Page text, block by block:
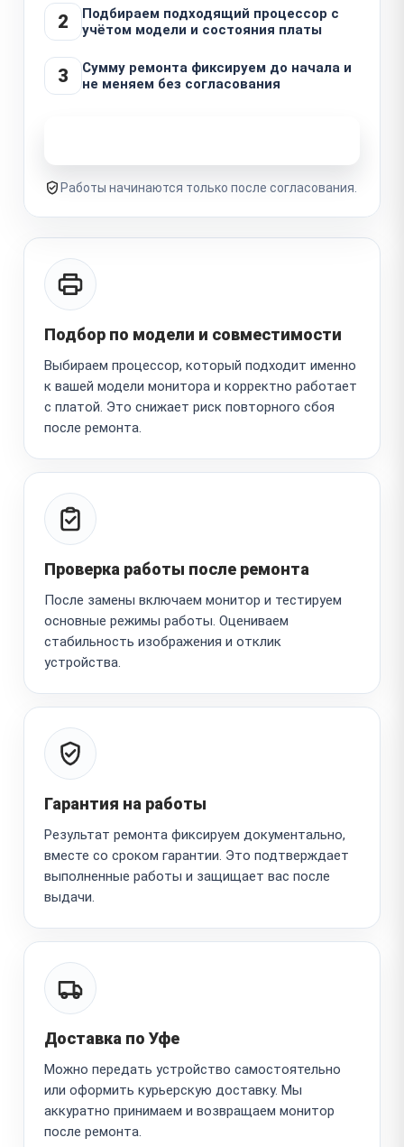
2
Подбираем подходящий процессор с
учётом модели и состояния платы
3
Сумму ремонта фиксируем до начала и
не меняем без согласования
Работы начинаются только после согласования.
Подбор по модели и совместимости
Выбираем процессор, который подходит именно
к вашей модели монитора и корректно работает
с платой. Это снижает риск повторного сбоя
после ремонта.
Проверка работы после ремонта
После замены включаем монитор и тестируем
основные режимы работы. Оцениваем
стабильность изображения и отклик
устройства.
Гарантия на работы
Результат ремонта фиксируем документально,
вместе со сроком гарантии. Это подтверждает
выполненные работы и защищает вас после
выдачи.
Доставка по Уфе
Можно передать устройство самостоятельно
или оформить курьерскую доставку. Мы
аккуратно принимаем и возвращаем монитор
после ремонта.